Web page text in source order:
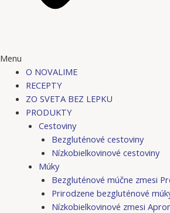
Menu
O NOVALIME
RECEPTY
ZO SVETA BEZ LEPKU
PRODUKTY
Cestoviny
Bezgluténové cestoviny
Nízkobielkovinové cestoviny
Múky
Bezgluténové múčne zmesi
Prirodzene bezgluténové
Nízkobielkovinové zmesi